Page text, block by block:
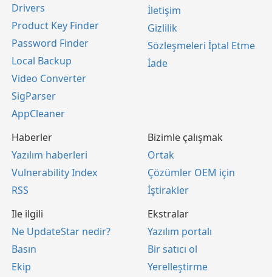
Drivers
Product Key Finder
Password Finder
Local Backup
Video Converter
SigParser
AppCleaner
İletişim
Gizlilik
Sözleşmeleri İptal Etme
İade
Haberler
Yazılım haberleri
Vulnerability Index
RSS
Bizimle çalışmak
Ortak
Çözümler OEM için
İştirakler
Ile ilgili
Ne UpdateStar nedir?
Basın
Ekip
Ekstralar
Yazılım portalı
Bir satıcı ol
Yerelleştirme